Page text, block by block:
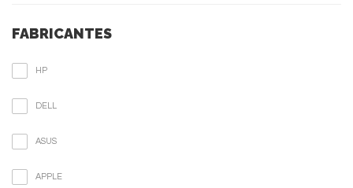
FABRICANTES
HP
DELL
ASUS
APPLE